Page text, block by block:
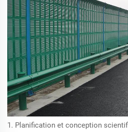
1. Planification et conception